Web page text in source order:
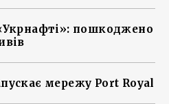
пошкоджено
мережу Port Royal